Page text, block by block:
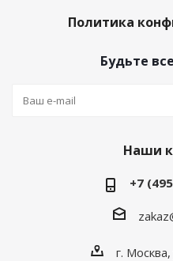
Политика
Будьте
Наши
+7
г.